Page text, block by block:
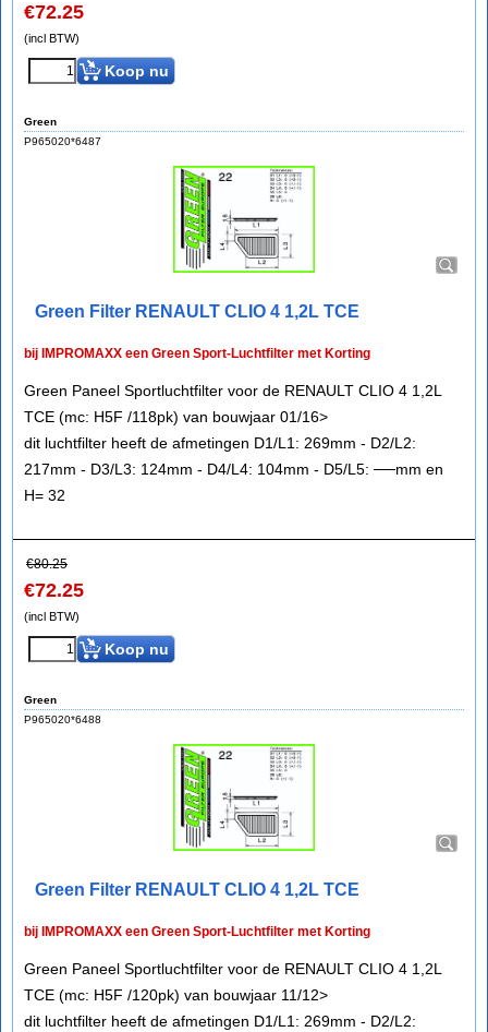
€72.25
(incl BTW)
Koop nu
Green
P965020*6487
Green Filter RENAULT CLIO 4 1,2L TCE
bij IMPROMAXX een Green Sport-Luchtfilter met Korting
Green Paneel Sportluchtfilter voor de RENAULT CLIO 4 1,2L
TCE (mc: H5F /118pk) van bouwjaar 01/16>
dit luchtfilter heeft de afmetingen D1/L1: 269mm - D2/L2:
217mm - D3/L3: 124mm - D4/L4: 104mm - D5/L5: ──mm en
H= 32
€80.25
€72.25
(incl BTW)
Koop nu
Green
P965020*6488
Green Filter RENAULT CLIO 4 1,2L TCE
bij IMPROMAXX een Green Sport-Luchtfilter met Korting
Green Paneel Sportluchtfilter voor de RENAULT CLIO 4 1,2L
TCE (mc: H5F /120pk) van bouwjaar 11/12>
dit luchtfilter heeft de afmetingen D1/L1: 269mm - D2/L2: